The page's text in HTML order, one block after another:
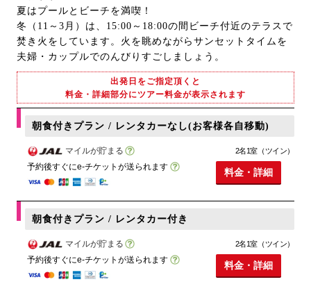
夏はプールとビーチを満喫！
冬（11～3月）は、15:00～18:00の間ビーチ付近のテラスで
焚き火をしています。火を眺めながらサンセットタイムを
夫婦・カップルでのんびりすごしましょう。
出発日をご指定頂くと
料金・詳細部分にツアー料金が表示されます
朝食付きプラン / レンタカーなし(お客様各自移動)
マイルが貯まる
予約後すぐにe-チケットが送られます
2名1室（ツイン）
料金・詳細
朝食付きプラン / レンタカー付き
マイルが貯まる
予約後すぐにe-チケットが送られます
2名1室（ツイン）
料金・詳細